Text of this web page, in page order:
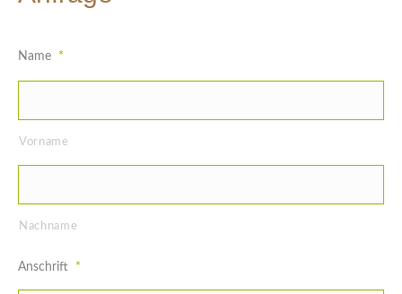
Name *
Vorname
Nachname
Anschrift *